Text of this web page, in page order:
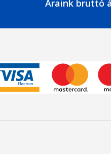
Áraink bruttó